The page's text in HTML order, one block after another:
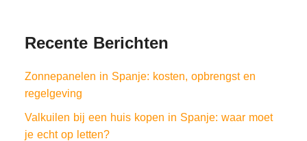
Recente Berichten
Zonnepanelen in Spanje: kosten, opbrengst en
regelgeving
Valkuilen bij een huis kopen in Spanje: waar moet
je echt op letten?